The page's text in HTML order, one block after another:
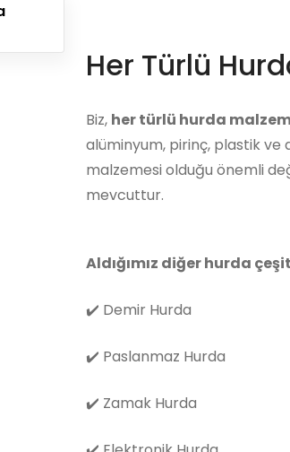
Her Türlü
Biz, her türlü hurda
alüminyum, pirinç, plastik
malzemesi olduğu önemli
mevcuttur.
Aldığımız diğer hurda
✔️ Demir Hurda
✔️ Paslanmaz Hurda
✔️ Zamak Hurda